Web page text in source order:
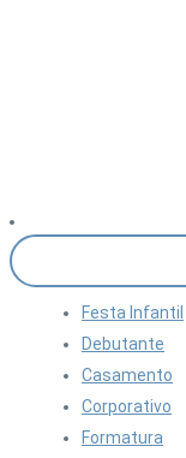
Festa Infantil
Debutante
Casamento
Corporativo
Formatura